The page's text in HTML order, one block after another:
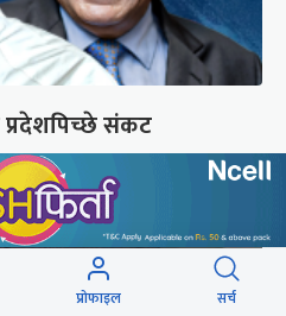
संकट
प्रोफाइल सर्च